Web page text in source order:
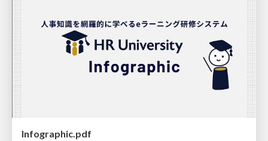
Infographic.pdf